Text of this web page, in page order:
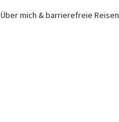
Über mich & barrierefreie Reisen